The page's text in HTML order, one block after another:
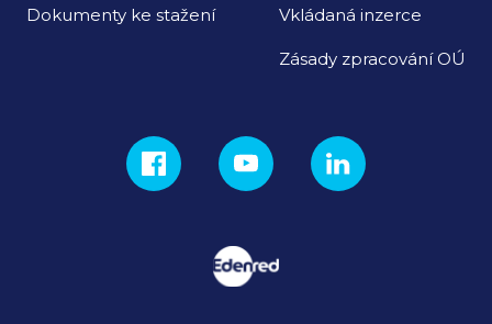
Dokumenty ke stažení Vkládaná inzerce
Zásady zpracování OÚ